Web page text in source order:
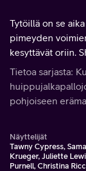
Tytöillä on se
pimeyden
kesyttävät oriin.
1996.
Tietoa sarjasta:
pohjoiseen
rauhaan.
Näyttelijät
Tawny Cypress,
Krueger, Juliette
Purnell, Christina